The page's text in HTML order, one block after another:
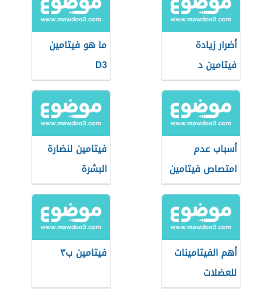
أضرار زيادة
فيتامين د
ما هو فيتامين
D3
أسباب عدم
امتصاص فيتامين
د
فيتامين لنضارة
البشرة
أهم الفيتامينات
للعضلات
فيتامين ب٣